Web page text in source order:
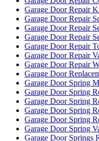
Garage Door Repair
Garage Door Repair
Garage Door Repair
Garage Door Repair
Garage Door Repair
Garage Door Repair
Garage Door Repair
Garage Door
Garage Door Spring
Garage Door Spring
Garage Door Spring
Garage Door Spring
Garage Door Spring
Garage Door Spring
Garage Door Springs